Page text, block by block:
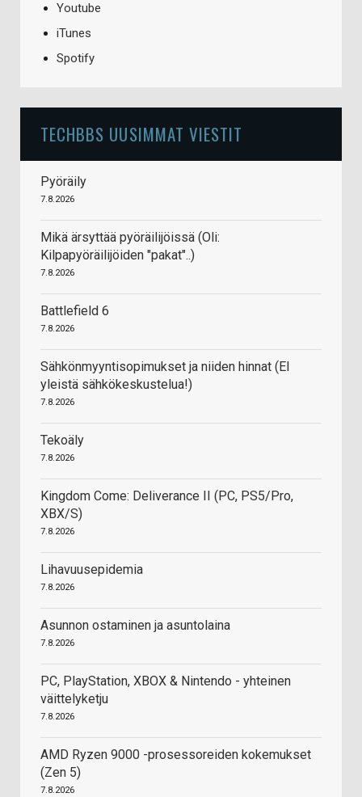
Youtube
iTunes
Spotify
TECHBBS UUSIMMAT VIESTIT
Pyöräily
7.8.2026
Mikä ärsyttää pyöräilijöissä (Oli:
Kilpapyöräilijöiden "pakat"..)
7.8.2026
Battlefield 6
7.8.2026
Sähkönmyyntisopimukset ja niiden hinnat (EI
yleistä sähkökeskustelua!)
7.8.2026
Tekoäly
7.8.2026
Kingdom Come: Deliverance II (PC, PS5/Pro,
XBX/S)
7.8.2026
Lihavuusepidemia
7.8.2026
Asunnon ostaminen ja asuntolaina
7.8.2026
PC, PlayStation, XBOX & Nintendo - yhteinen
väittelyketju
7.8.2026
AMD Ryzen 9000 -prosessoreiden kokemukset
(Zen 5)
7.8.2026